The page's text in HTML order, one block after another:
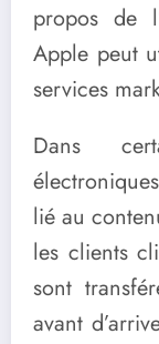
propos de
Apple peut
services
Dans
lié au
les clients
sont
avant